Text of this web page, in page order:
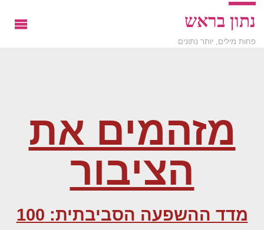
נתון בראש
פחות מילים, יותר נתונים
מזהמים את
הציבור
מדד ההשפעה הסביבתית: 100